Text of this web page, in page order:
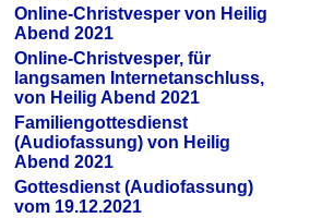
Online-Christvesper von Heilig
Abend 2021
Online-Christvesper, für
langsamen Internetanschluss,
von Heilig Abend 2021
Familiengottesdienst
(Audiofassung) von Heilig
Abend 2021
Gottesdienst (Audiofassung)
vom 19.12.2021